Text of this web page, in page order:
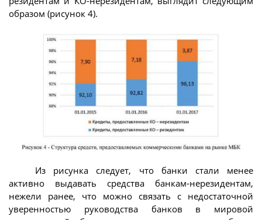
образом (рисунок 4).
Из рисунка следует, что банки стали менее
активно выдавать средства банкам-нерезидентам,
нежели ранее, что можно связать с недостаточной
уверенностью руководства банков в мировой